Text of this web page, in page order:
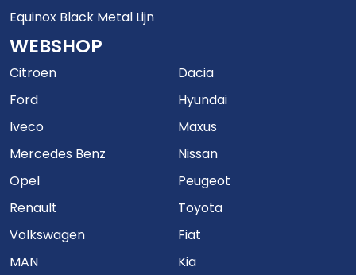
Equinox Black Metal Lijn
WEBSHOP
Citroen
Dacia
Ford
Hyundai
Iveco
Maxus
Mercedes Benz
Nissan
Opel
Peugeot
Renault
Toyota
Volkswagen
Fiat
MAN
Kia